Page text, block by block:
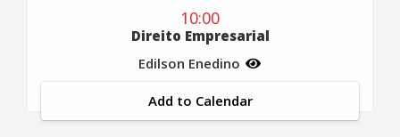
10:00
Direito Empresarial
Edilson Enedino
Add to Calendar